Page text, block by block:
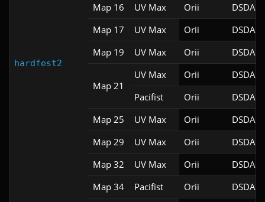
hardfest2
Map 16
UV Max Orii
DSDA-
Map 17
UV Max Orii
DSDA-
Map 19
UV Max Orii DSDA-
Map 21
UV Max Orii
DSDA-
Pacifist
Orii
DSDA-
Map 25
UV Max Orii
DSDA-
Map 29
UV Max Orii
DSDA-
Map 32
UV Max Orii
DSDA-
Map 34
Pacifist Orii DSDA-